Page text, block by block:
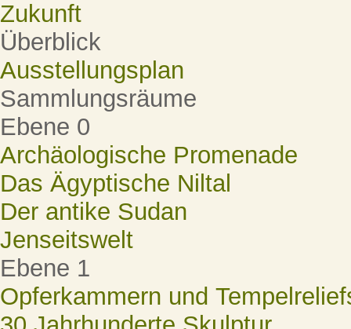
Zukunft
Überblick
Ausstellungsplan
Sammlungsräume
Ebene 0
Archäologische Promenade
Das Ägyptische Niltal
Der antike Sudan
Jenseitswelt
Ebene 1
Opferkammern und